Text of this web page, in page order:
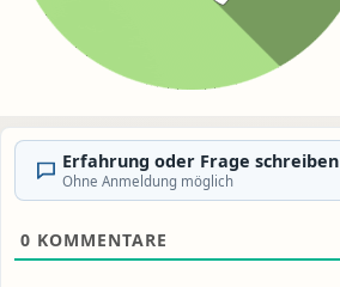
Erfahrung oder Frage schreiben
Ohne Anmeldung möglich
0 KOMMENTARE